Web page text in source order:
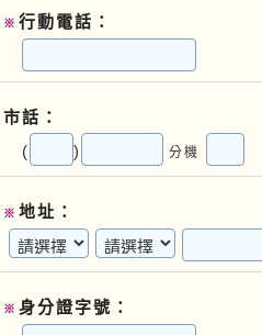
※ 行動電話：
市話：
(
) 分機
※ 地址：
※ 身分證字號：